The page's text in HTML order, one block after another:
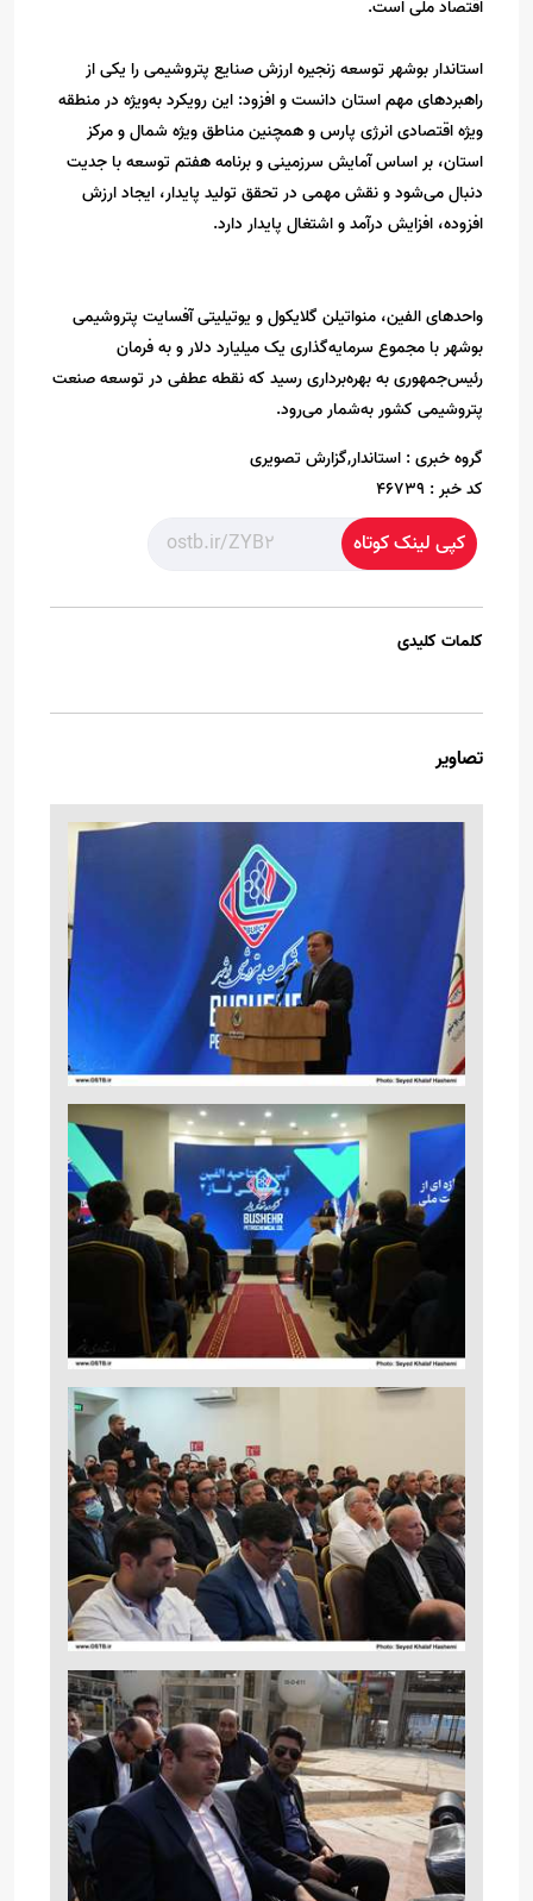
اقتصاد ملی است.
استاندار بوشهر توسعه زنجیره ارزش صنایع پتروشیمی را یکی از
راهبردهای مهم استان دانست و افزود: این رویکرد به‌ویژه در منطقه
ویژه اقتصادی انرژی پارس و همچنین مناطق ویژه شمال و مرکز
استان، بر اساس آمایش سرزمینی و برنامه هفتم توسعه با جدیت
دنبال می‌شود و نقش مهمی در تحقق تولید پایدار، ایجاد ارزش
افزوده، افزایش درآمد و اشتغال پایدار دارد.
واحدهای الفین، منواتیلن گلایکول و یوتیلیتی آفسایت پتروشیمی
بوشهر با مجموع سرمایه‌گذاری یک میلیارد دلار و به فرمان
رئیس‌جمهوری به بهره‌برداری رسید که نقطه عطفی در توسعه صنعت
پتروشیمی کشور به‌شمار می‌رود.
گروه خبری : استاندار,گزارش تصویری
کد خبر : 46739
کپی لینک کوتاه
کلمات کلیدی
تصاویر